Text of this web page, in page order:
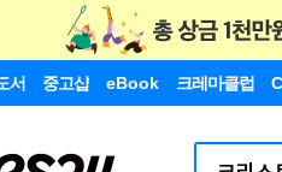
서 중고샵 eBook 크레마클럽